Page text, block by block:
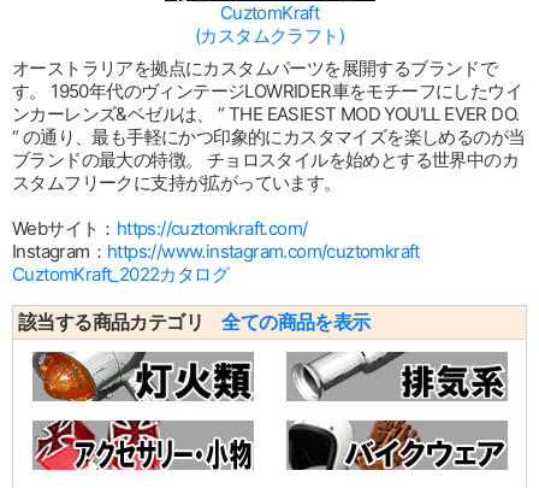
CuztomKraft
(カスタムクラフト)
オーストラリアを拠点にカスタムパーツを展開するブランドで
す。 1950年代のヴィンテージLOWRIDER車をモチーフにしたウイ
ンカーレンズ&ベゼルは、 “ THE EASIEST MOD YOU'LL EVER DO.
“ の通り、最も手軽にかつ印象的にカスタマイズを楽しめるのが当
ブランドの最大の特徴。 チョロスタイルを始めとする世界中のカ
スタムフリークに支持が拡がっています。
Webサイト： https://cuztomkraft.com/
Instagram： https://www.instagram.com/cuztomkraft
CuztomKraft_2022カタログ
該当する商品カテゴリ全ての商品を表示